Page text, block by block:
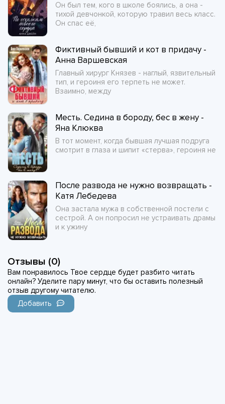
Он был тем, кого в школе боялись, а она -
тихой девчонкой, которую травил весь класс.
Он спас её,
Фиктивный бывший и кот в придачу -
Анна Варшевская
Главный хирург Князев - наглый, язвительный
тип, и героиня его терпеть не может.
Взаимно, между
Месть. Седина в бороду, бес в жену -
Яна Клюква
В тот момент, когда бывшая лучшая подруга
смотрит в глаза и шипит «стерва», героиня не
После развода не нужно возвращать -
Катя Лебедева
Она застала мужа в собственной постели с
сестрой. А он попросил не устраивать драмы
и к ужину
Отзывы (0)
Вам понравилось Твое сердце будет разбито читать
онлайн? Уделите пару минут, что бы оставить полезный
отзыв другому читателю.
Добавить